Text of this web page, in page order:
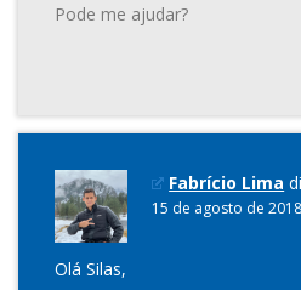
Pode me ajudar?
Fabrício Lima
15 de agosto de
Olá Silas,